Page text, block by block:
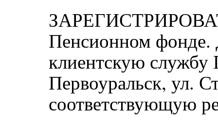
Пенсионном фонде.
клиентскую службу
Первоуральск, ул.
соответствующую